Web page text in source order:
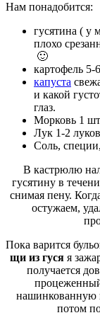
Нам понадобится:
гусятина ( у
плохо
🙂
картофель 5-
капуста
и какой
глаз.
Морковь 1
Лук 1-2
Соль,
В кастрюлю
гусятину в
снимая пену.
остужаем,
Пока варится
щи из гуся я
получается
нашинкованную
потом